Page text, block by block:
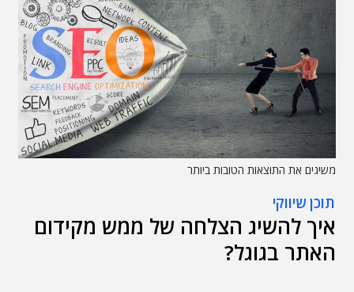
משיגים את התוצאות הטובות ביותר
תוכן שיווקי
איך להשיג הצלחה של ממש מקידום
האתר בגוגל?